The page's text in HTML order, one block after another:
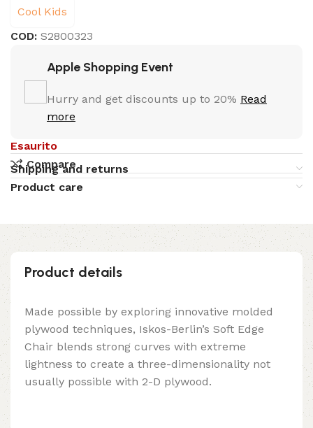
Cool Kids
COD:S2800323
Apple Shopping Event
Hurry and get discounts up to 20% Read
more
Esaurito
Compare
Shipping and returns
Product care
Product details
Made possible by exploring innovative molded
plywood techniques, Iskos-Berlin’s Soft Edge
Chair blends strong curves with extreme
lightness to create a three-dimensionality not
usually possible with 2-D plywood.